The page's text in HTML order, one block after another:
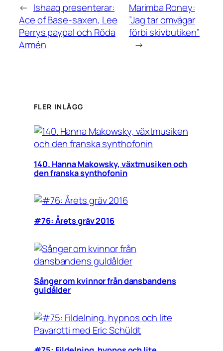
← Ishaaq presenterar:
Ace of Base-saxen, Lee
Perrys paypal och Röda
Armén
Marimba Roney:
”Jag tar omvägar
förbi skivbutiken”
→
FLER INLÄGG
140. Hanna Makowsky, växtmusiken och
den franska synthofonin
#76: Årets gräv 2016
Sånger om kvinnor från dansbandens
guldålder